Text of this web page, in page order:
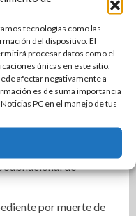
tecnologías como las
del dispositivo. El
procesar datos como el
únicas en este sitio.
afectar negativamente a
es de suma importancia
PC en el manejo de tus
Adrián por Nuevo
de
contra la puerta
para conmemorar el
de
por muerte de